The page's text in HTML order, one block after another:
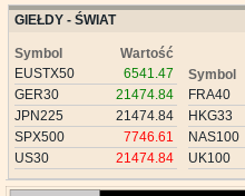
GIEŁDY - ŚWIAT
Symbol
Wartość
EUSTX50
6541.47
GER30
21474.84
JPN225
21474.84
SPX500
7746.61
US30
21474.84
Symbol
FRA40
HKG33
NAS100
UK100